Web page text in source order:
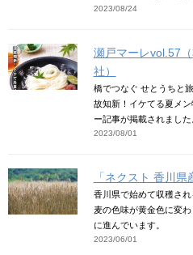
2023/08/24
瀬戸マーレvol.57
社）
橋でつなぐ せとうちと
故知新！イケてる夏メ
ー記事が掲載されました
2023/08/01
「ネクスト 香川
香川県で始めて収穫さ
麦の色味が黄金色に変
に進んでいます。
2023/06/01